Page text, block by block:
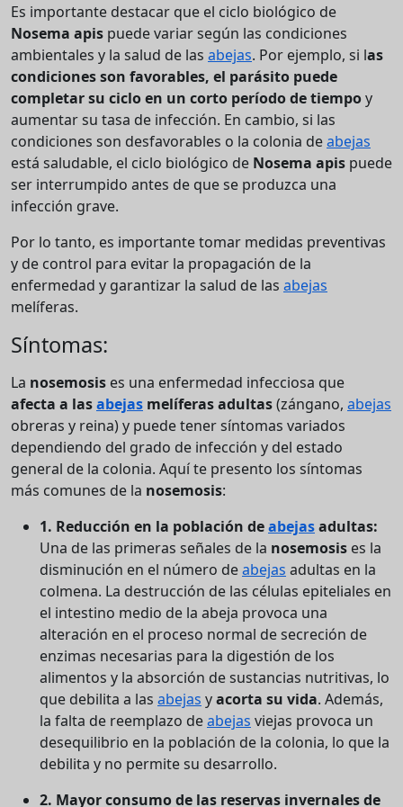
Es importante destacar que el ciclo biológico de
Nosema apis puede variar según las condiciones
ambientales y la salud de las abejas. Por ejemplo, si las
condiciones son favorables, el parásito puede
completar su ciclo en un corto período de tiempoy
aumentar su tasa de infección. En cambio, si las
condiciones son desfavorables o la colonia deabejas
está saludable, el ciclo biológico de Nosema apis puede
ser interrumpido antes de que se produzca una
infección grave.
Por lo tanto, es importante tomar medidas preventivas
y de control para evitar la propagación de la
enfermedad y garantizar la salud de las abejas
melíferas.
Síntomas:
La nosemosis es una enfermedad infecciosa que
afecta a lasabejas melíferas adultas(zángano, abejas
obreras y reina) y puede tener síntomas variados
dependiendo del grado de infección y del estado
general de la colonia. Aquí te presento los síntomas
más comunes de la nosemosis:
1. Reducción en la población deabejasadultas:
Una de las primeras señales de la nosemosis es la
disminución en el número deabejas adultas en la
colmena. La destrucción de las células epiteliales en
el intestino medio de la abeja provoca una
alteración en el proceso normal de secreción de
enzimas necesarias para la digestión de los
alimentos y la absorción de sustancias nutritivas, lo
que debilita a las abejas yacorta su vida. Además,
la falta de reemplazo deabejas viejas provoca un
desequilibrio en la población de la colonia, lo que la
debilita y no permite su desarrollo.
2. Mayor consumo de las reservas invernales de